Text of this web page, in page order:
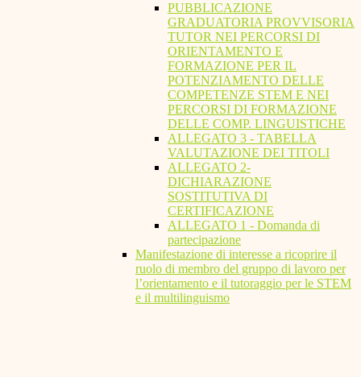
PUBBLICAZIONE
GRADUATORIA PROVVISORIA
TUTOR NEI PERCORSI DI
ORIENTAMENTO E
FORMAZIONE PER IL
POTENZIAMENTO DELLE
COMPETENZE STEM E NEI
PERCORSI DI FORMAZIONE
DELLE COMP. LINGUISTICHE
ALLEGATO 3 - TABELLA
VALUTAZIONE DEI TITOLI
ALLEGATO 2-
DICHIARAZIONE
SOSTITUTIVA DI
CERTIFICAZIONE
ALLEGATO 1 - Domanda di
partecipazione
Manifestazione di interesse a ricoprire il
ruolo di membro del gruppo di lavoro per
l’orientamento e il tutoraggio per le STEM
e il multilinguismo